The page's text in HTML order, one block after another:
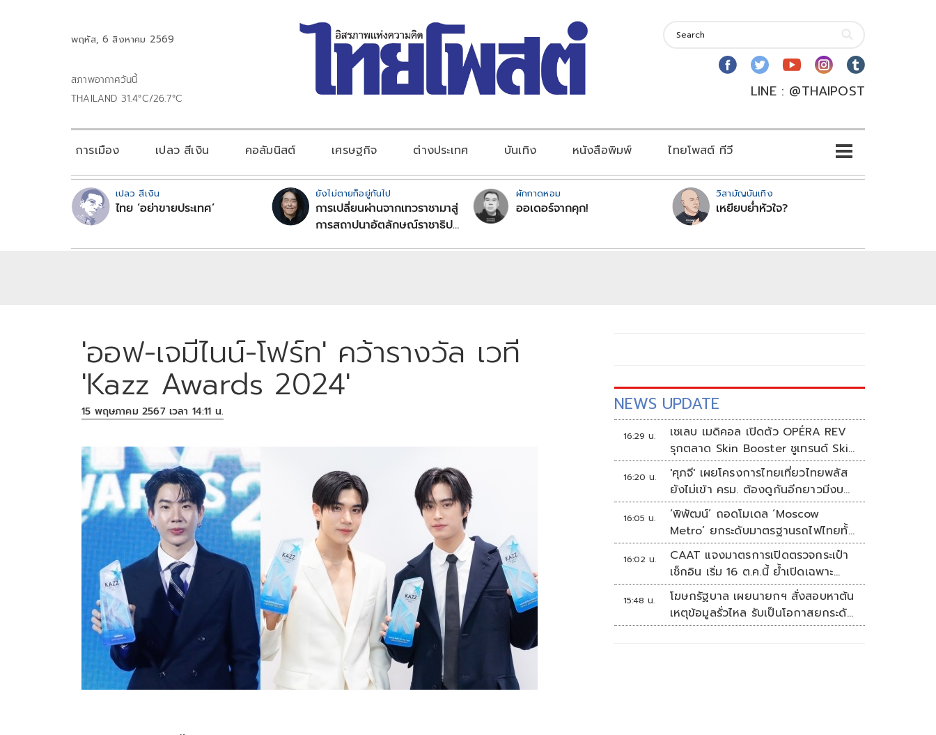
พฤหัส, 6 สิงหาคม 2569
สภาพอากาศวันนี้
THAILAND 31.4°C/26.7°C
LINE : @THAIPOST
การเมือง เปลว สีเงิน คอลัมนิสต์ เศรษฐกิจ ต่างประเทศ บันเทิง หนังสือพิมพ์ ไทยโพสต์ ทีวี
เปลว สีเงิน
ไทย ‘อย่าขายประเทศ’
ยังไม่ตายก็อยู่กันไป
การเปลี่ยนผ่านจากเทวราชามาสู่
การสถาปนาอัตลักษณ์ราชาธิป
ผักกาดหอม
ออเดอร์จากคุก!
วิสามัญบันเทิง
เหยียบย่ำหัวใจ?
'ออฟ-เจมีไนน์-โฟร์ท' คว้ารางวัล เวที
'Kazz Awards 2024'
15 พฤษภาคม 2567 เวลา 14:11 น. NEWS UPDATE
16:29 น.
เซเลบ เมดิคอล เปิดตัว OPÉRA REV
รุกตลาด Skin Booster ชูเทรนด์ Skin
Quality & Longevity ตอบโจทย์
คลินิกความงาม
16:20 น.
'ศุภจี' เผยโครงการไทยเที่ยวไทยพลัส
ยังไม่เข้า ครม. ต้องดูกันอีกยาวมีงบ
เหลือเท่าไหร่
16:05 น.
‘พิพัฒน์’ ถอดโมเดล ‘Moscow
Metro’ ยกระดับมาตรฐานรถไฟไทยทั้ง
ระบบ
16:02 น.
CAAT แจงมาตรการเปิดตรวจกระเป๋า
เช็กอิน เริ่ม 16 ต.ค.นี้ ย้ำเปิดเฉพาะ
กรณีต้องสงสัย
15:48 น.
โฆษกรัฐบาล เผยนายกฯ สั่งสอบหาต้น
เหตุข้อมูลรั่วไหล รับเป็นโอกาสยกระดับ
ความมั่นคงปลอดภัยข้อมูลภาครัฐทั้ง